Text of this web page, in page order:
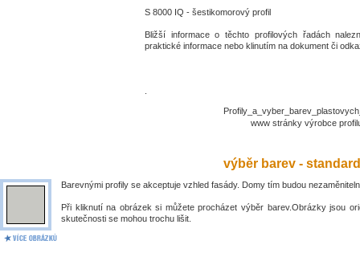
S 8000 IQ - šestikomorový profil
Bližší informace o těchto profilových řadách
praktické informace nebo klinutím na dokument či
www stránky výrobce
výběr barev -
Barevnými profily se akceptuje vzhled fasády. Domy tím budou
Při kliknutí na obrázek si můžete procházet výběr barev.Obrázky jsou
skutečnosti se mohou trochu lišit.